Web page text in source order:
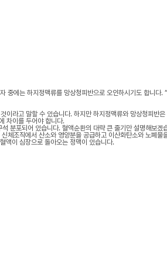
중에는 하지정맥류를 망상청피반으로 오인하시기도 합니다.
이라고 말할 수 있습니다. 하지만 하지정맥류와 망상청피반
차이를 두어야 합니다.
분포되어 있습니다. 혈액순환의 대략 큰 줄기만 설명해보겠
체조직에서 산소와 영양분을 공급하고 이산화탄소와 노폐물
액이 심장으로 돌아오는 정맥이 있습니다.